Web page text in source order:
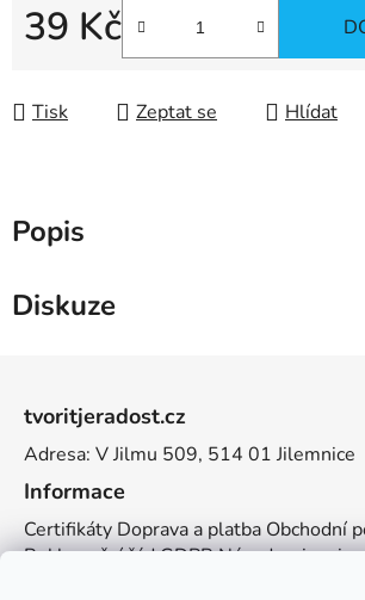
39 Kč
Měrná cena:
Tisk Zeptat se Hlídat
Popis
Diskuze
tvoritjeradost.cz
Adresa: V Jilmu 509, 514 01 Jilemnice
Informace
Certifikáty Doprava a platba Obchodní
Reklamační řádGDPRNávody a